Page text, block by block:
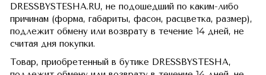
DRESSBYSTESHA.RU, не подошедший по каким-либо
причинам (форма, габариты, фасон, расцветка, размер),
подлежит обмену или возврату в течение 14 дней, не
считая дня покупки.
Товар, приобретенный в бутике DRESSBYSTESHA,